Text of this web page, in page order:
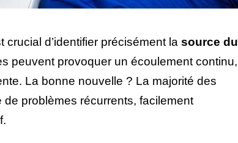
crucial d’identifier précisément la source du
peuvent provoquer un écoulement continu,
La bonne nouvelle ? La majorité des
problèmes récurrents, facilement